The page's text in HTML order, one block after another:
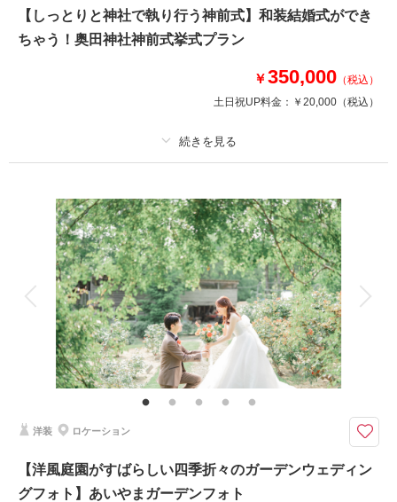
が花嫁姿をより一層引き立て、特別な想い出に。富山で和装前撮りをお考え
のロケーションです。
2025年7月12日
相談予約する
来店・オンライン
撮影日の空き
を確認する
【しっとりと神社で執り行う神前式】和装結婚式ができ
ちゃう！奥田神社神前式挙式プラン
￥350,000 （税込）
土日祝UP料金： ￥20,000 （税込）
撮影料 新婦衣装1着 新郎衣装1着
着付け ヘアメイク 小物一式
アルバム データ 200 カット 台紙付写真
衣装追加 挙式
家族と撮影 家族用衣装レンタル ペットと撮影
その他含むもの
神前式料、神社使用料等
ング
映える本格的な神前式と、境内や周辺のロケーションを活かした撮影が一度
に叶います。挙式から写真撮影までをトータルサポートするので、準備も安
洋装 ロケーション
【洋風庭園がすばらしい四季折々のガーデンウェディン
グフォト】あいやまガーデンフォト